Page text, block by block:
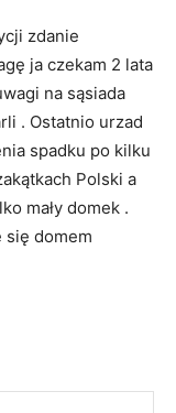
zdanie
ja czekam 2 lata
na sąsiada
. Ostatnio urzad
spadku po kilku
Polski a
mały domek .
się domem